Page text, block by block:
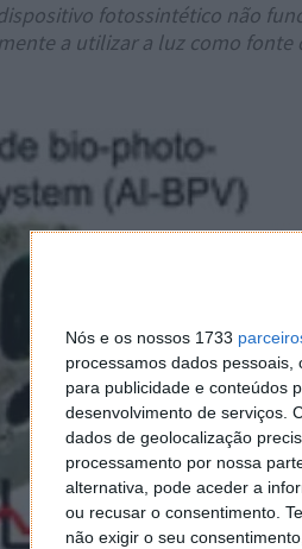
Nós e os nossos 1733
processamos dados
para publicidade e conteúdos
desenvolvimento de serviços.
dados de geolocalização
processamento por nossa
alternativa, pode aceder a
ou recusar o consentimento.
não exigir o seu
fotossintético não
a utilizar a luz como fonte